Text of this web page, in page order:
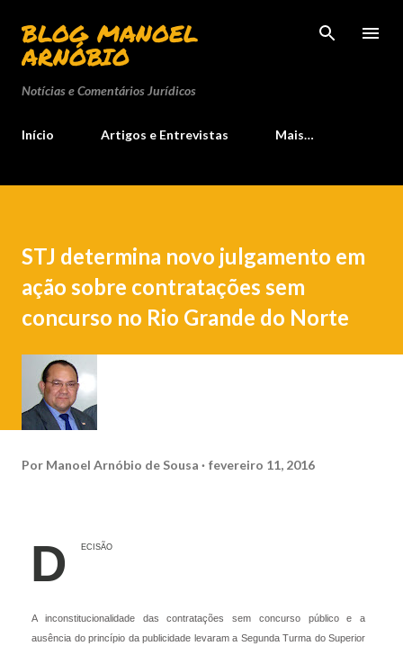
Pular para o conteúdo principal
BLOG MANOEL
ARNÓBIO
Notícias e Comentários Jurídicos
Início Artigos e Entrevistas Mais…
STJ determina novo julgamento em
ação sobre contratações sem
concurso no Rio Grande do Norte
Por Manoel Arnóbio de Sousa fevereiro 11, 2016
D ECISÃO
A inconstitucionalidade das contratações sem concurso público e a
ausência do princípio da publicidade levaram a Segunda Turma do Superior